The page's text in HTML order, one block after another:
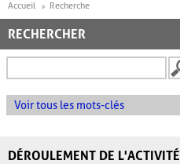
Accueil Recherche
RECHERCHER
Voir tous les mots-clés
DÉROULEMENT DE L'ACTIVITÉ